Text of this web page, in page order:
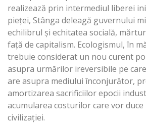
realizează prin intermediul liberei
pieței, Stânga deleagă guvernului
echilibrul și echitatea socială,
față de capitalism. Ecologismul, în
trebuie considerat un nou curent
asupra urmărilor ireversibile pe
are asupra mediului înconjurător,
amortizarea sacrificiilor epocii
acumularea costurilor care vor
civilizației.